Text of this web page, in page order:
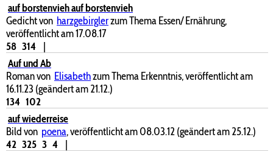
auf borstenvieh auf borstenvieh
Gedicht von harzgebirglerzum Thema Essen/ Ernährung,
veröffentlicht am 17.08.17
58 314
|
Auf und Ab
Roman von Elisabethzum Thema Erkenntnis, veröffentlicht am
16.11.23 (geändert am 21.12.)
134 102
auf wiederreise
Bild von poena, veröffentlicht am 08.03.12 (geändert am 25.12.)
42 325 3 4
|